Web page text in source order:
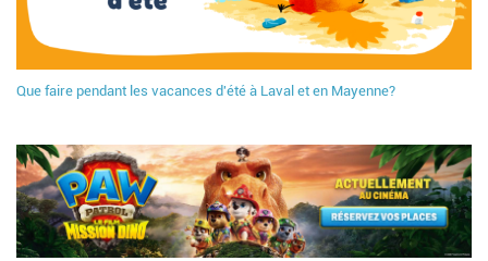
Que faire pendant les vacances d'été à Laval et en Mayenne?